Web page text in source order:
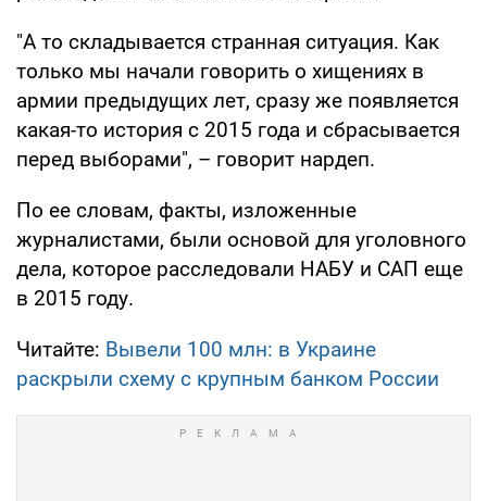
"А то складывается странная ситуация. Как
только мы начали говорить о хищениях в
армии предыдущих лет, сразу же появляется
какая-то история с 2015 года и сбрасывается
перед выборами", – говорит нардеп.
По ее словам, факты, изложенные
журналистами, были основой для уголовного
дела, которое расследовали НАБУ и САП еще
в 2015 году.
Читайте: Вывели 100 млн: в Украине
раскрыли схему с крупным банком России